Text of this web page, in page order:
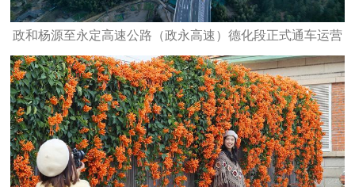
政和杨源至永定高速公路（政永高速）德化段正式通车运营